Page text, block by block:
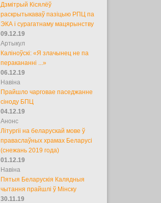
Дзмітрый Кісялёў
раскрытыкаваў пазіцыю РПЦ па
ЭКА і сурагатнаму мацярынству
09.12.19
Артыкул
Каліноўскі: «Я злачынец не па
перакананні ...»
06.12.19
Навіна
Прайшло чарговае паседжанне
сіноду БПЦ
04.12.19
Анонс
Літургіі на беларускай мове ў
праваслаўных храмах Беларусі
(снежань 2019 года)
01.12.19
Навіна
Пятыя Беларускія Калядныя
чытання прайшлі ў Мінску
30.11.19